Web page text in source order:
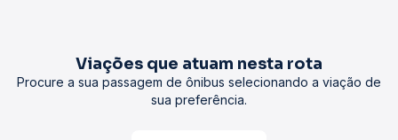
Viações que atuam nesta rota
Procure a sua passagem de ônibus selecionando a viação de
sua preferência.